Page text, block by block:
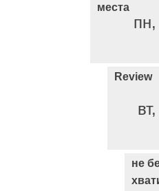
места
Review
не